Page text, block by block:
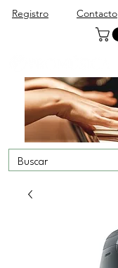
Registro Contacto